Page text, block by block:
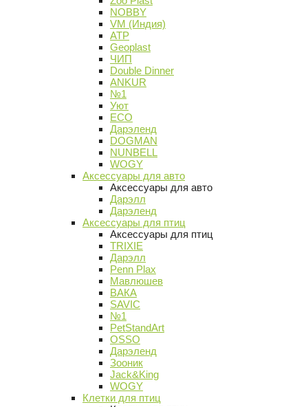
NOBBY
VM (Индия)
АТР
Geoplast
ЧИП
Double Dinner
ANKUR
№1
Уют
ECO
Дарэленд
DOGMAN
NUNBELL
WOGY
Аксессуары для авто
Аксессуары для авто
Дарэлл
Дарэленд
Аксессуары для птиц
Аксессуары для птиц
TRIXIE
Дарэлл
Penn Plax
Мавлюшев
ВАКА
SAVIC
№1
PetStandArt
OSSO
Дарэленд
Зооник
Jack&King
WOGY
Клетки для птиц